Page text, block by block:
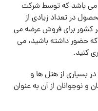
باشد که توسط شرکت
در تعداد زیادی از
کشور برای فروش عرضه می
حضور داشته باشید، می
کنید.
بسیاری از هتل ها و
و نوجوانان از آن به عنوان